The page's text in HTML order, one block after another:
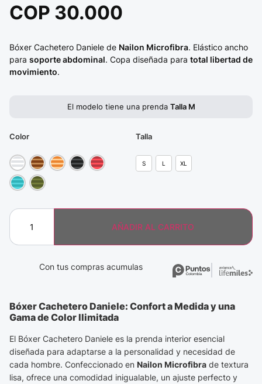
COP 30.000
Bóxer Cachetero Daniele de Nailon Microfibra. Elástico ancho
para soporte abdominal. Copa diseñada para total libertad de
movimiento.
El modelo tiene una prenda Talla M
Color Talla
S L XL
AÑADIR AL CARRITO
Con tus compras acumulas
Bóxer Cachetero Daniele: Confort a Medida y una
Gama de Color Ilimitada
El Bóxer Cachetero Daniele es la prenda interior esencial
diseñada para adaptarse a la personalidad y necesidad de
cada hombre. Confeccionado en Nailon Microfibra de textura
lisa, ofrece una comodidad inigualable, un ajuste perfecto y